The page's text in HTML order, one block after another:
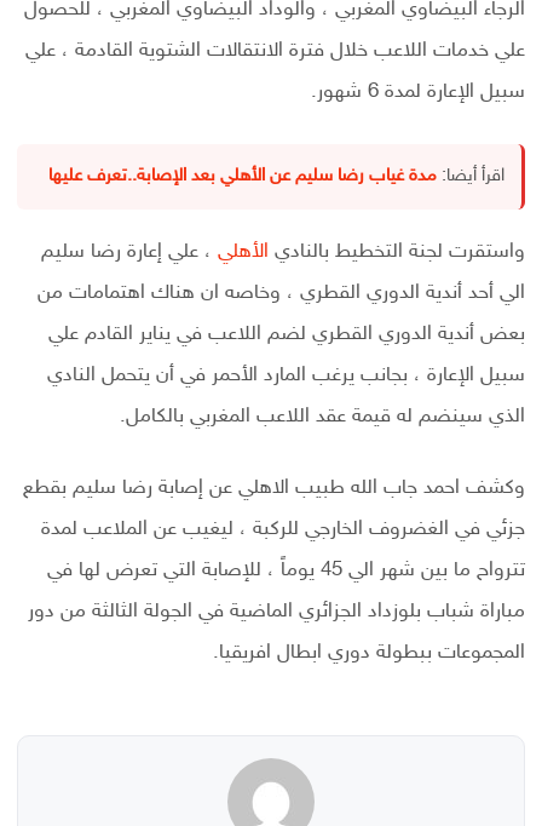
الرجاء البيضاوي المغربي ، والوداد البيضاوي المغربي ، للحصول
علي خدمات اللاعب خلال فترة الانتقالات الشتوية القادمة ، علي
سبيل الإعارة لمدة 6 شهور.
اقرأ أيضا: مدة غياب رضا سليم عن الأهلي بعد الإصابة..تعرف عليها
واستقرت لجنة التخطيط بالنادي الأهلي ، علي إعارة رضا سليم
الي أحد أندية الدوري القطري ، وخاصه ان هناك اهتمامات من
بعض أندية الدوري القطري لضم اللاعب في يناير القادم علي
سبيل الإعارة ، بجانب يرغب المارد الأحمر في أن يتحمل النادي
الذي سينضم له قيمة عقد اللاعب المغربي بالكامل.
وكشف احمد جاب الله طبيب الاهلي عن إصابة رضا سليم بقطع
جزئي في الغضروف الخارجي للركبة ، ليغيب عن الملاعب لمدة
تترواح ما بين شهر الي 45 يوماً ، للإصابة التي تعرض لها في
مباراة شباب بلوزداد الجزائري الماضية في الجولة الثالثة من دور
المجموعات ببطولة دوري ابطال افريقيا.